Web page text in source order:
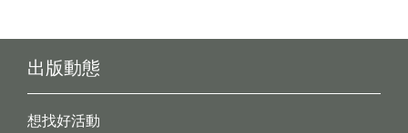
出版動態
想找好活動